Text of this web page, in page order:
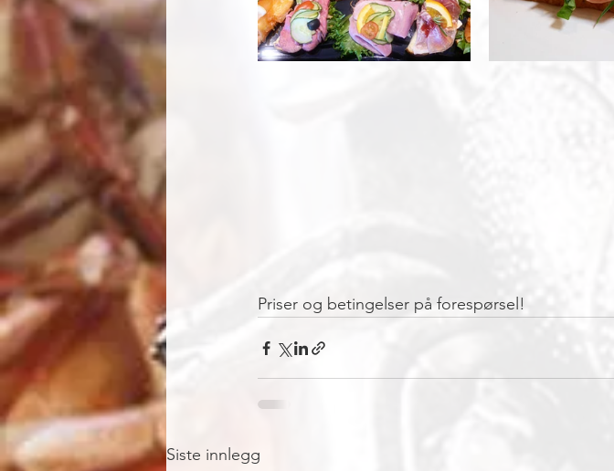
Priser og betingelser på forespørsel!
Siste innlegg